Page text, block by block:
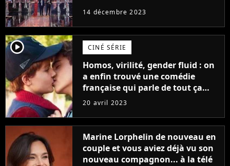
14 décembre 2023
player2 CINÉ SÉRIE
Homos, virilité, gender fluid : on
a enfin trouvé une comédie
française qui parle de tout ça
sans être super ringarde
20 avril 2023
Marine Lorphelin de nouveau en
couple et vous aviez déjà vu son
nouveau compagnon... à la télé